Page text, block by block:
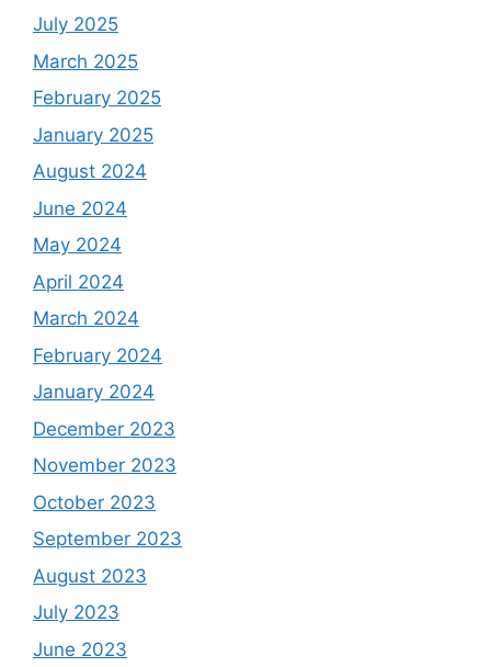
July 2025
March 2025
February 2025
January 2025
August 2024
June 2024
May 2024
April 2024
March 2024
February 2024
January 2024
December 2023
November 2023
October 2023
September 2023
August 2023
July 2023
June 2023